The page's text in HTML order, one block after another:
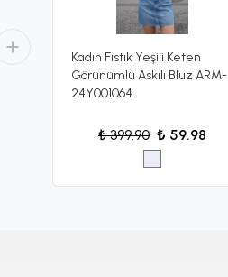
Kadın Fıstık Yeşili Keten
Görünümlü Askılı Bluz ARM-
24Y001064
₺ 399.90 ₺ 59.98